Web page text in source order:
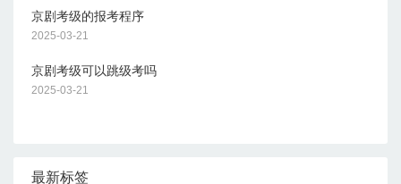
京剧考级的报考程序
2025-03-21
京剧考级可以跳级考吗
2025-03-21
最新标签